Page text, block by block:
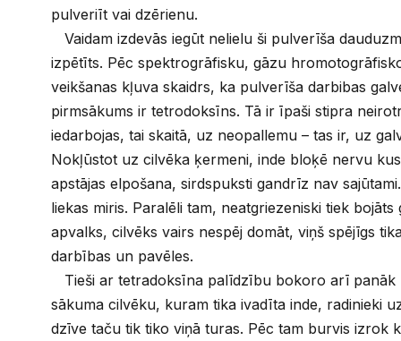
pulveriīt vai dzērienu.
Vaidam izdevās iegūt nelielu ši pulverīša
izpētīts. Pēc spektrogrāfisku, gāzu
veikšanas kļuva skaidrs, ka pulverīša darbibas
pirmsākums ir tetrodoksīns. Tā ir īpaši stipra
iedarbojas, tai skaitā, uz neopallemu – tas ir, uz
Nokļūstot uz cilvēka ķermeni, inde bloķē nervu
apstājas elpošana, sirdspuksti gandrīz nav
liekas miris. Paralēli tam, neatgriezeniski tiek bojāts
apvalks, cilvēks vairs nespēj domāt, viņš spējīgs
darbības un pavēles.
Tieši ar tetradoksīna palīdzību bokoro arī panāk
sākuma cilvēku, kuram tika ivadīta inde, radinieki
dzīve taču tik tiko viņā turas. Pēc tam burvis izrok